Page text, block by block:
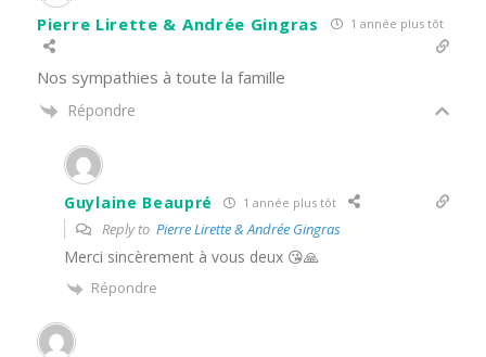
Pierre Lirette & Andrée Gingras 1 année plus tôt
Nos sympathies à toute la famille
Répondre
Guylaine Beaupré 1 année plus tôt
Reply to Pierre Lirette & Andrée Gingras
Merci sincèrement à vous deux 😘🙏
Répondre